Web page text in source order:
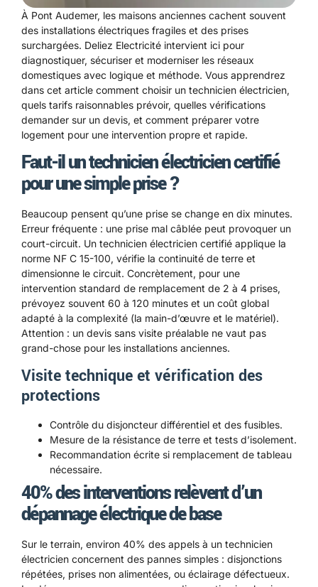
À Pont Audemer, les maisons anciennes cachent souvent
des installations électriques fragiles et des prises
surchargées. Deliez Electricité intervient ici pour
diagnostiquer, sécuriser et moderniser les réseaux
domestiques avec logique et méthode. Vous apprendrez
dans cet article comment choisir un technicien électricien,
quels tarifs raisonnables prévoir, quelles vérifications
demander sur un devis, et comment préparer votre
logement pour une intervention propre et rapide.
Faut-il un technicien électricien certifié
pour une simple prise ?
Beaucoup pensent qu’une prise se change en dix minutes.
Erreur fréquente : une prise mal câblée peut provoquer un
court-circuit. Un technicien électricien certifié applique la
norme NF C 15-100, vérifie la continuité de terre et
dimensionne le circuit. Concrètement, pour une
intervention standard de remplacement de 2 à 4 prises,
prévoyez souvent 60 à 120 minutes et un coût global
adapté à la complexité (la main-d’œuvre et le matériel).
Attention : un devis sans visite préalable ne vaut pas
grand-chose pour les installations anciennes.
Visite technique et vérification des
protections
Contrôle du disjoncteur différentiel et des fusibles.
Mesure de la résistance de terre et tests d’isolement.
Recommandation écrite si remplacement de tableau
nécessaire.
40% des interventions relèvent d’un
dépannage électrique de base
Sur le terrain, environ 40% des appels à un technicien
électricien concernent des pannes simples : disjonctions
répétées, prises non alimentées, ou éclairage défectueux.